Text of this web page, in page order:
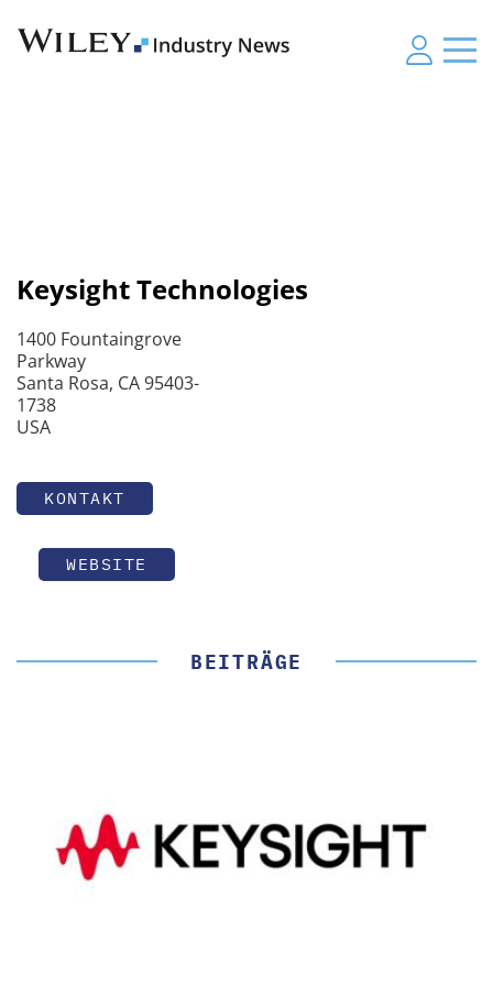
Keysight Technologies
1400 Fountaingrove
Parkway
Santa Rosa, CA 95403-
1738
USA
KONTAKT
WEBSITE
BEITRÄGE